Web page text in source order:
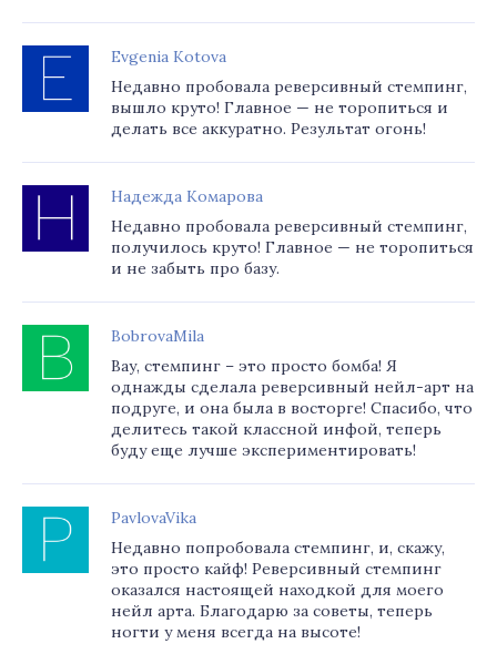
Evgenia Kotova
Недавно пробовала реверсивный стемпинг,
вышло круто! Главное — не торопиться и
делать все аккуратно. Результат огонь!
Надежда Комарова
Недавно пробовала реверсивный стемпинг,
получилось круто! Главное — не торопиться
и не забыть про базу.
BobrovaMila
Вау, стемпинг – это просто бомба! Я
однажды сделала реверсивный нейл-арт на
подруге, и она была в восторге! Спасибо, что
делитесь такой классной инфой, теперь
буду еще лучше экспериментировать!
PavlovaVika
Недавно попробовала стемпинг, и, скажу,
это просто кайф! Реверсивный стемпинг
оказался настоящей находкой для моего
нейл арта. Благодарю за советы, теперь
ногти у меня всегда на высоте!